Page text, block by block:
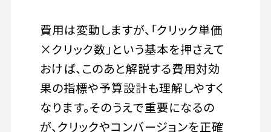
費用は変動しますが、「クリック単価
×クリック数」という基本を押さえて
おけば、このあと解説する費用対効
果の指標や予算設計も理解しやすく
なります。そのうえで重要になるの
が、クリックやコンバージョンを正確